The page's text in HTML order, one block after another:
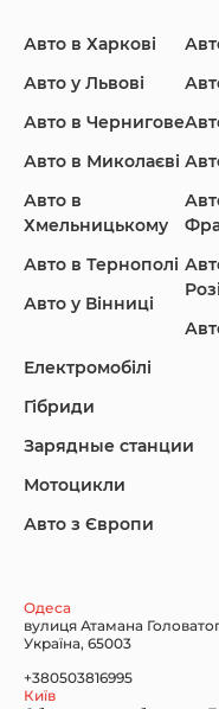
Infiniti
Nissan
Авто в Харкові
Авто у Львові
Авто в Чернигове
Авто в Миколаєві
Авто в
Хмельницькому
Авто в Тернополі
Авто у Вінниці
Розі
Електромобілі
Гібриди
Зарядные станции
Мотоцикли
Авто з Європи
Одеса
вулиця Атамана
Україна, 65003
+380503816995
Київ